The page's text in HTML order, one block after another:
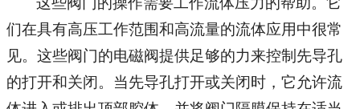
们在具有高压工作范围和高流量的流体应用中很常
见。这些阀门的电磁阀提供足够的力来控制先导孔
的打开和关闭。当先导孔打开或关闭时，它允许流